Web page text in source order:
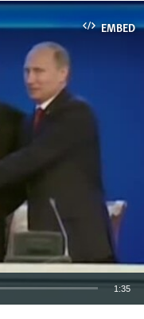
EMBED
available
1:35